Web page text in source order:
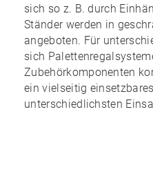
sich so z. B. durch
Ständer werden in
angeboten. Für
sich
Zubehörkomponenten
einvielseitig
unterschiedlichsten